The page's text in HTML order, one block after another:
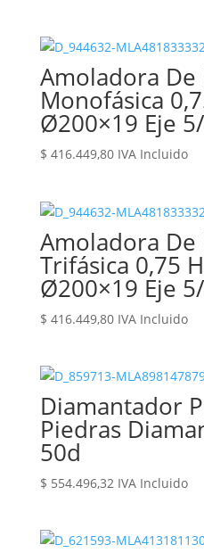
Amoladora De
Monofásica
Ø200×19 Eje
$ 416.449,80 IVA Incluido
Amoladora De
Trifásica 0,75
Ø200×19 Eje
$ 416.449,80 IVA Incluido
Diamantador
Piedras
50d
$ 554.496,32 IVA Incluido